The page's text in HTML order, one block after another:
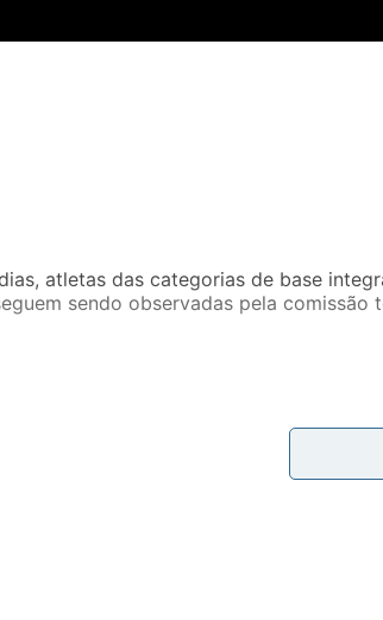
atletas das categorias de base
sendo observadas pela